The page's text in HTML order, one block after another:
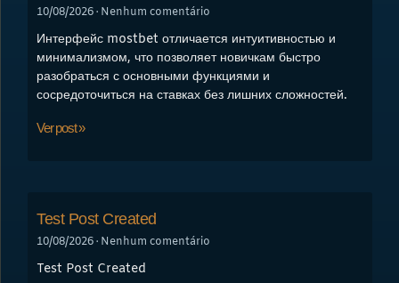
10/08/2026 Nenhum comentário
Интерфейс mostbet отличается интуитивностью и
минимализмом, что позволяет новичкам быстро
разобраться с основными функциями и
сосредоточиться на ставках без лишних сложностей.
Ver post »
Test Post Created
10/08/2026 Nenhum comentário
Test Post Created